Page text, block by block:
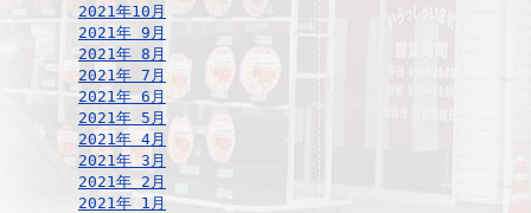
2021年10月
2021年 9月
2021年 8月
2021年 7月
2021年 6月
2021年 5月
2021年 4月
2021年 3月
2021年 2月
2021年 1月